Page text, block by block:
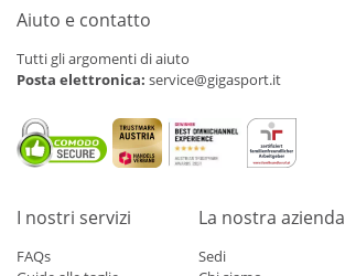
Aiuto e contatto
Tutti gli argomenti di aiuto
Posta elettronica: service@gigasport.it
I nostri servizi
FAQs
La nostra azienda
Sedi